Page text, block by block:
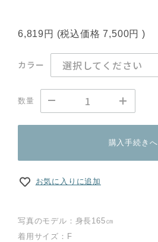
6,819円 (税込価格7,500円 )
カラー
数量
購入手続きへ
お気に入りに追加
写真のモデル：身長165㎝
着用サイズ：F